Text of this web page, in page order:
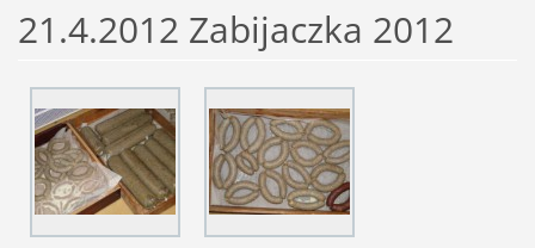
21.4.2012 Zabijaczka 2012